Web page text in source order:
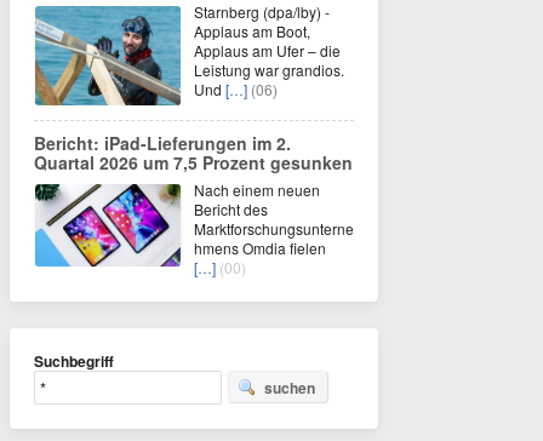
Starnberg (dpa/lby) -
Applaus am Boot,
Applaus am Ufer – die
Leistung war grandios.
Und […] (06)
Bericht: iPad-Lieferungen im 2.
Quartal 2026 um 7,5 Prozent gesunken
Nach einem neuen
Bericht des
Marktforschungsunterne
hmens Omdia fielen
[…] (00)
Suchbegriff
suchen